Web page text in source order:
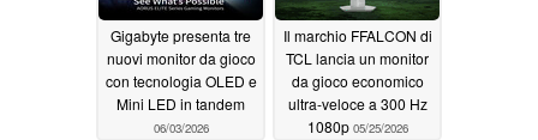
Gigabyte presenta tre
nuovi monitor da gioco
con tecnologia OLED e
Mini LED in tandem
06/03/2026
Il marchio FFALCON di
TCL lancia un monitor
da gioco economico
ultra-veloce a 300 Hz
1080p 05/25/2026